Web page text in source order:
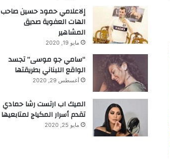
إلاعلامي حمود حسين صاحب
الهات العفوية صديق
المشاهير
مايو 19, 2020
“سامي جو موسى” تجسد
الواقع اللبناني بطريقتها
أغسطس 29, 2020
الميك اب ارتست رشا حمادي
تقدم أسرار المكياج لمتابعيها
مايو 25, 2020